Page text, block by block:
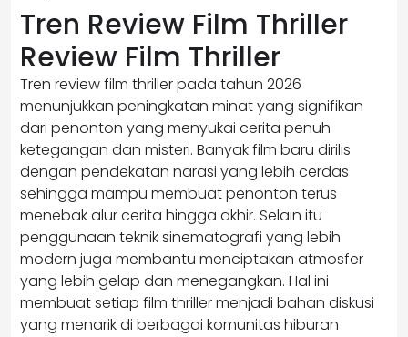
Tren Review Film Thriller
Review Film Thriller
Tren review film thriller pada tahun 2026
menunjukkan peningkatan minat yang signifikan
dari penonton yang menyukai cerita penuh
ketegangan dan misteri. Banyak film baru dirilis
dengan pendekatan narasi yang lebih cerdas
sehingga mampu membuat penonton terus
menebak alur cerita hingga akhir. Selain itu
penggunaan teknik sinematografi yang lebih
modern juga membantu menciptakan atmosfer
yang lebih gelap dan menegangkan. Hal ini
membuat setiap film thriller menjadi bahan diskusi
yang menarik di berbagai komunitas hiburan